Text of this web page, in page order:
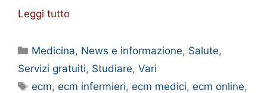
Leggi tutto
Categorie
Medicina, News e informazione, Salute,
Servizi gratuiti, Studiare, Vari
Tag
ecm,ecm infermieri,ecm medici,ecm online,